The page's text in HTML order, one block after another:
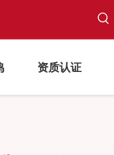
资质认证